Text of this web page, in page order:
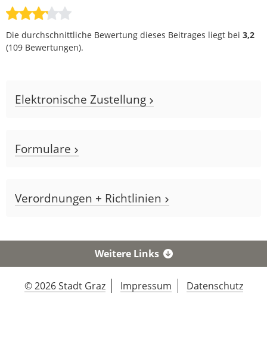
Die durchschnittliche Bewertung dieses Beitrages liegt bei 3,2
(109 Bewertungen).
Elektronische Zustellung
Formulare
Verordnungen + Richtlinien
Weitere Links
© 2026 Stadt Graz Impressum Datenschutz